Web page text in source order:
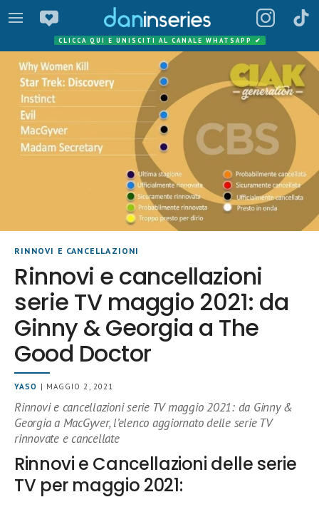
CLICCA QUI E UNISCITI AL CANALE WHATSAPP ✔
RINNOVI E CANCELLAZIONI
Rinnovi e cancellazioni
serie TV maggio 2021: da
Ginny & Georgia a The
Good Doctor
YASO | MAGGIO 2, 2021
Rinnovi e cancellazioni serie TV maggio 2021: da Ginny &
Georgia a MacGyver, l’elenco aggiornato delle serie TV
rinnovate e cancellate
Rinnovi e Cancellazioni delle serie
TV per maggio 2021: